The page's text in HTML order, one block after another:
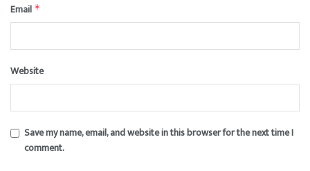
Email *
Website
Save my name, email, and website in this browser for the next time I
comment.